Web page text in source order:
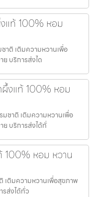
แท้ 100% หอม
าติ เติมความหวานเพื่อ
บริการส่งได
งแท้ 100% หอม
ชาติ เติมความหวานเพื่อ
ย บริการส่งได้ทั่
100% หอม หวาน
เติมความหวานเพื่อสุขภาพ
ส่งได้ทั่ว